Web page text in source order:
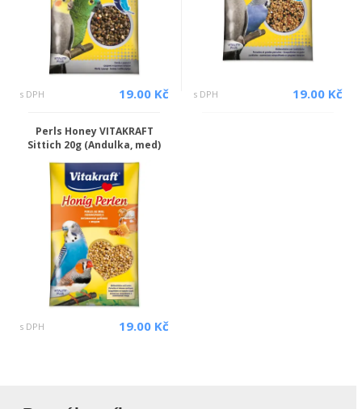
s DPH 19.00 Kč s DPH 19.00 Kč
Perls Honey VITAKRAFT
Sittich 20g (Andulka, med)
s DPH 19.00 Kč